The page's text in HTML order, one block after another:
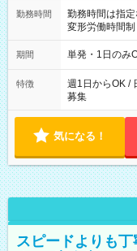
勤務時間
勤務時間は指定
変形労働時間制 想定労
～21：00
期間 単発・1日のみ
特徴
週1日からOK /
募集
気になる！
スピードよりも